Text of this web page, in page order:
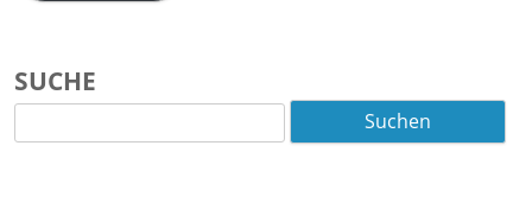
SUCHE
Suchen
nach: